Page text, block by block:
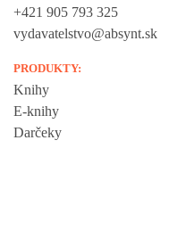
+421 905 793 325
vydavatelstvo@absynt.sk
PRODUKTY:
Knihy
E-knihy
Darčeky